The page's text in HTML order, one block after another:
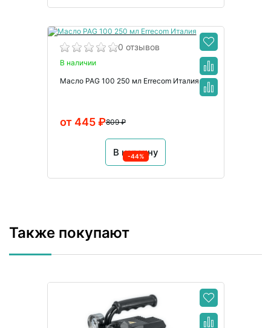
0 отзывов
В наличии
Масло PAG 100 250 мл Errecom Италия
809 ₽
от 445 ₽
В корзину
-44%
Также покупают